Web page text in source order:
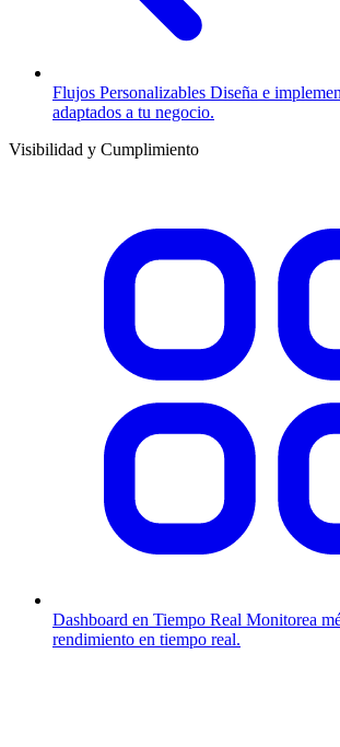
Flujos Personalizables Diseña e
adaptados a tu negocio.
Visibilidad y Cumplimiento
Dashboard en Tiempo Real Monitorea
rendimiento en tiempo real.